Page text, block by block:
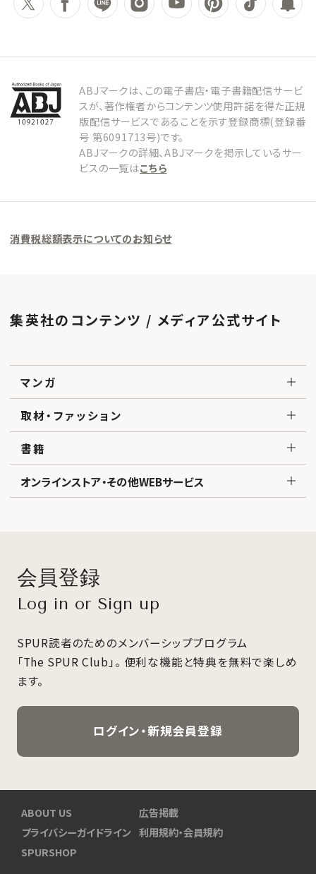
ABJマークは、この電子書店・電子書籍配信サービ
スが、著作権者からコンテンツ使用許諾を得た正規
版配信サービスであることを示す登録商標(登録番
号 第6091713号)です。
ABJマークの詳細、ABJマークを掲示しているサー
ビスの一覧はこちら
消費税総額表示についてのお知らせ
集英社のコンテンツ / メディア公式サイト
マンガ
取材・ファッション
書籍
オンラインストア・その他WEBサービス
会員登録
Log in or Sign up
SPUR読者のためのメンバーシッププログラム
「The SPUR Club」。 便利な機能と特典を無料で楽しめ
ます。
ログイン・新規会員登録
ABOUT US
広告掲載
プライバシーガイドライン 利用規約・会員規約
SPURSHOP